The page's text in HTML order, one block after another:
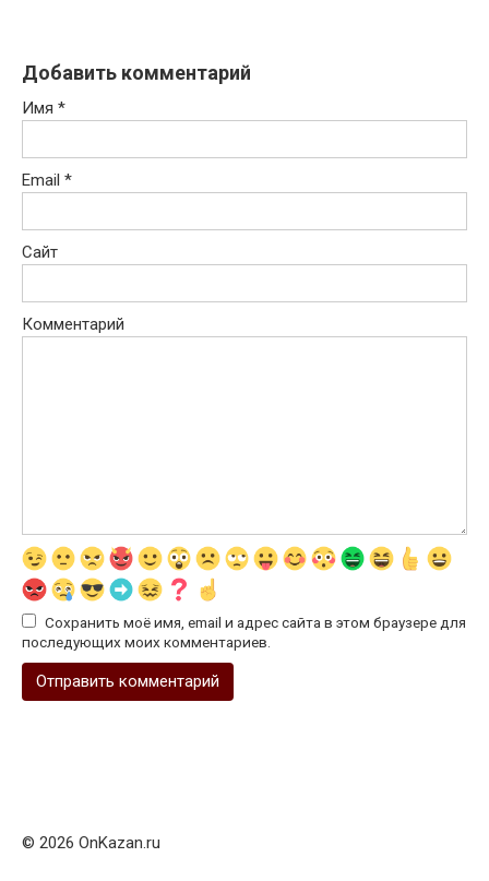
Добавить комментарий
Имя *
Email *
Сайт
Комментарий
Сохранить моё имя, email и адрес сайта в этом браузере для
последующих моих комментариев.
© 2026 OnKazan.ru